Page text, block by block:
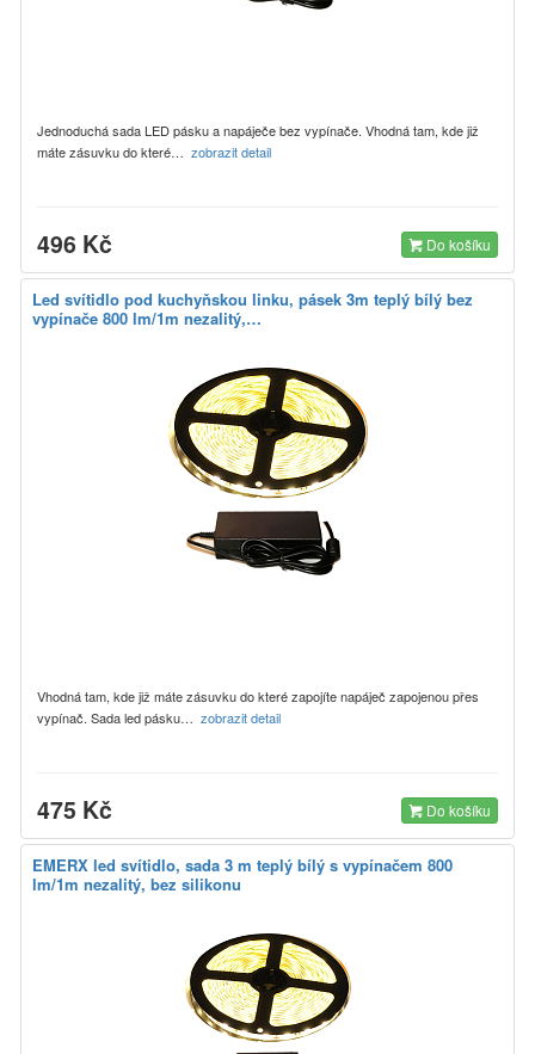
Jednoduchá sada LED pásku a napáječe bez vypínače. Vhodná tam, kde již
máte zásuvku do které… zobrazit detail
496 Kč Do košíku
Led svítidlo pod kuchyňskou linku, pásek 3m teplý bílý bez
vypínače 800 lm/1m nezalitý,…
Vhodná tam, kde již máte zásuvku do které zapojíte napáječ zapojenou přes
vypínač. Sada led pásku… zobrazit detail
475 Kč Do košíku
EMERX led svítidlo, sada 3 m teplý bílý s vypínačem 800
lm/1m nezalitý, bez silikonu